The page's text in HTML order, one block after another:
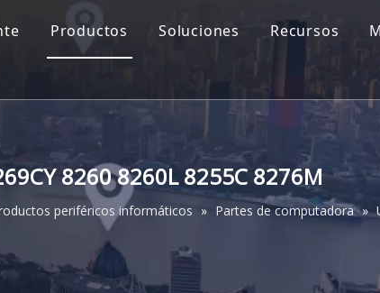
Productos Soluciones Recursos
8260 8260L 8255C 8276M
periféricos informáticos » Partes de computadora »